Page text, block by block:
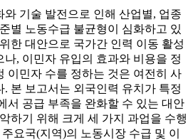
와 기술 발전으로 인해 산업별, 업종
별 노동수급 불균형이 심화하고 있
한 대안으로 국가간 인력 이동 활성
나, 이민자 유입의 효과와 비용을 정
이민자 수를 정하는 것은 여전히 사
. 본 보고서는 외국인력 유치가 특정
서 공급 부족을 완화할 수 있는 대안
하기 위해 크게 세 가지 과업을 수행
요국(지역)의 노동시장 수급 및 이